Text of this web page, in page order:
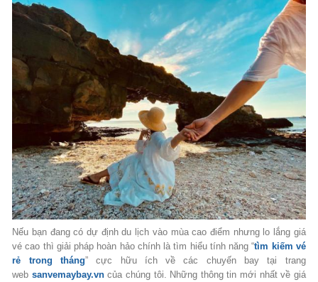
Nếu bạn đang có dự định du lịch vào mùa cao điểm nhưng lo lắng giá
vé cao thì giải pháp hoàn hảo chính là tìm hiểu tính năng “tìm kiếm vé
rẻ trong tháng” cực hữu ích về các chuyến bay tại trang
web sanvemaybay.vncủa chúng tôi. Những thông tin mới nhất về giá